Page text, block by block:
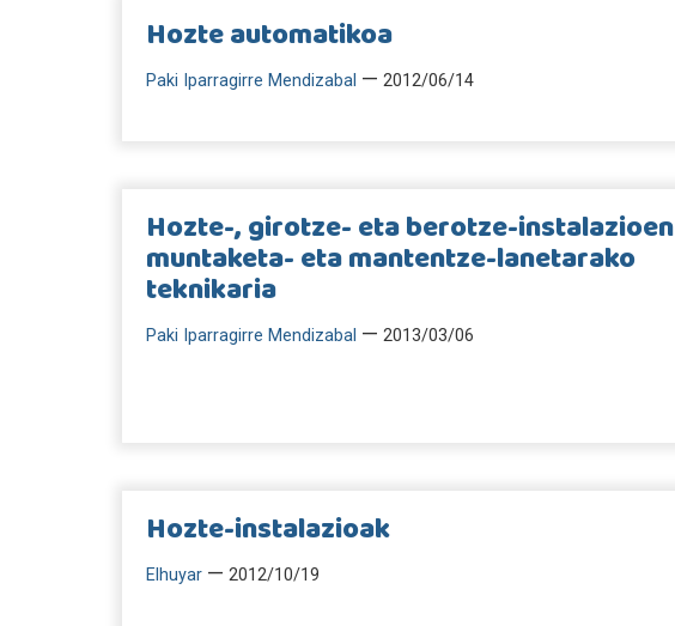
Hozte automatikoa
Paki Iparragirre Mendizabal — 2012/06/14
Hozte-, girotze- eta berotze-instalazioen
muntaketa- eta mantentze-lanetarako
teknikaria
Paki Iparragirre Mendizabal — 2013/03/06
Hozte-instalazioak
Elhuyar — 2012/10/19